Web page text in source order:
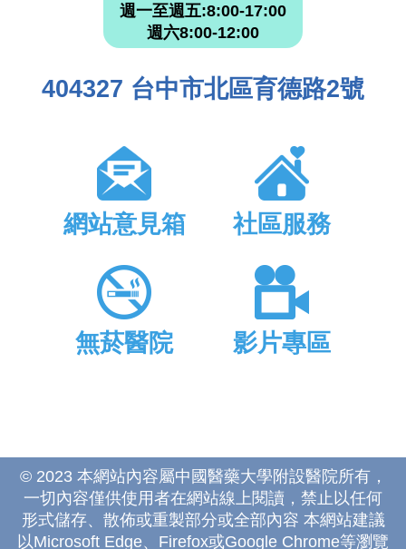
週一至週五:8:00-17:00
週六8:00-12:00
404327 台中市北區育德路2號
網站意見箱 社區服務
無菸醫院 影片專區
© 2023 本網站內容屬中國醫藥大學附設醫院所有，
一切內容僅供使用者在網站線上閱讀，禁止以任何
形式儲存、散佈或重製部分或全部內容 本網站建議
以Microsoft Edge、Firefox或Google Chrome等瀏覽